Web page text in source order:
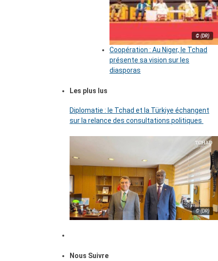
© (DR)
Coopération : Au Niger, le Tchad
présente sa vision sur les
diasporas
Les plus lus
Diplomatie : le Tchad et la Türkiye échangent
sur la relance des consultations politiques
© (DR)
Nous Suivre